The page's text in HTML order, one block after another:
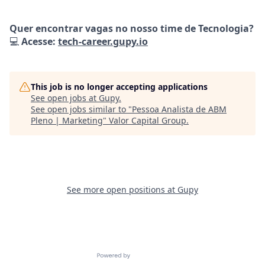
Quer encontrar vagas no nosso time de Tecnologia?
💻Acesse: tech-career.gupy.io
This job is no longer accepting applications
See open jobs at Gupy.
See open jobs similar to "Pessoa Analista de ABM
Pleno | Marketing" Valor Capital Group.
See more open positions at Gupy